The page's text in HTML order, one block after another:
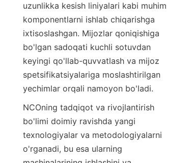
uzunlikka kesish liniyalari kabi muhim
komponentlarni ishlab chiqarishga
ixtisoslashgan. Mijozlar qoniqishiga
bo'lgan sadoqati kuchli sotuvdan
keyingi qo'llab-quvvatlash va mijoz
spetsifikatsiyalariga moslashtirilgan
yechimlar orqali namoyon bo'ladi.
NCOning tadqiqot va rivojlantirish
bo'limi doimiy ravishda yangi
texnologiyalar va metodologiyalarni
o'rganadi, bu esa ularning